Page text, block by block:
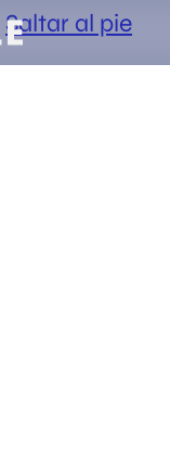
Saltar al pie